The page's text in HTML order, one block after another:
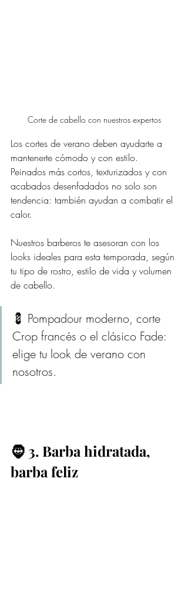
Corte de cabello con nuestros expertos
Los cortes de verano deben ayudarte a
mantenerte cómodo y con estilo.
Peinados más cortos, texturizados y con
acabados desenfadados no solo son
tendencia: también ayudan a combatir el
calor.
Nuestros barberos te asesoran con los
looks ideales para esta temporada, según
tu tipo de rostro, estilo de vida y volumen
de cabello.
💈 Pompadour moderno, corte
Crop francés o el clásico Fade:
elige tu look de verano con
nosotros.
🧔 3. Barba hidratada,
barba feliz